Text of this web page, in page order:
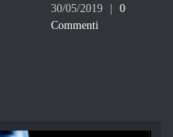
30/05/2019 | 0
Commenti
Commenti